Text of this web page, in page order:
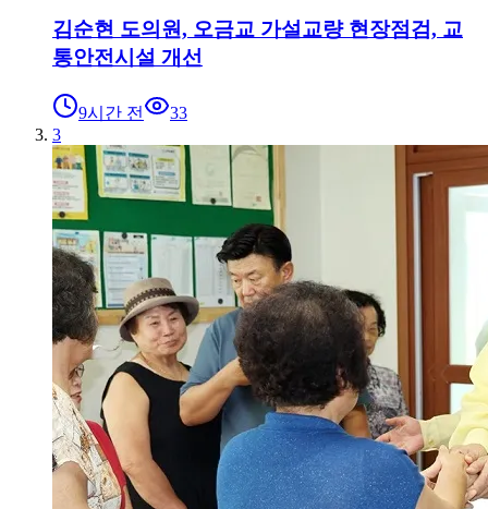
김순현 도의원, 오금교 가설교량 현장점검, 교
통안전시설 개선
9시간 전
33
3